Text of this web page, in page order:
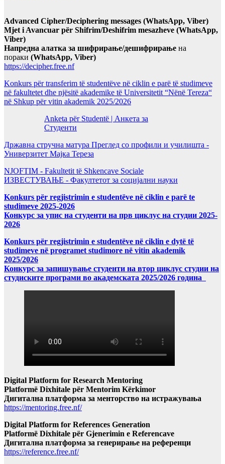
Advanced Cipher/Deciphering messages (WhatsApp, Viber)
Mjet i Avancuar për Shifrim/Deshifrim mesazheve (WhatsApp,
Viber)
Напредна алатка за шифрирање/дешифрирање на
пораки (WhatsApp, Viber)
https://decipher.free.nf
Konkurs për transferim të studentëve në ciklin e parë të studimeve
në fakultetet dhe njësitë akademike të Universitetit “Nënë Tereza“
në Shkup për vitin akademik 2025/2026
Anketa për Studentë | Анкета за
Студенти
Државна стручна матура Преглед со профили и училишта -
Универзитет Мајка Тереза
NJOFTIM - Fakultetit të Shkencave Sociale
ИЗВЕСТУВАЊЕ - Факултетот за социјални науки
Konkurs për regjistrimin e studentëve në ciklin e parë te
studimeve 2025-2026
Конкурс за упис на студенти на прв циклус на студии 2025-
2026
Konkurs për regjistrimin e studentëve në ciklin e dytë të
studimeve në programet studimore në vitin akademik
2025/2026
Конкурс за запишување студенти на втор циклус студии на
студиските програми во академската 2025/2026 година
Digital Platform for Research Mentoring
Platformë Dixhitale për Mentorim Kërkimor
Дигитална платформа за менторство на истражувања
https://mentoring.free.nf/
Digital Platform for References Generation
Platformë Dixhitale për Gjenerimin e Referencave
Дигитална платформа за генерирање на референци
https://reference.free.nf/